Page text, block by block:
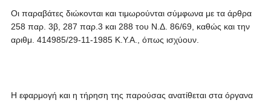
Οι παραβάτες διώκονται και τιμωρούνται σύμφωνα με τα άρθρα
258 παρ. 3β, 287 παρ.3 και 288 του Ν.Δ. 86/69, καθώς και την
αριθμ. 414985/29-11-1985 Κ.Υ.Α., όπως ισχύουν.
Η εφαρμογή και η τήρηση της παρούσας ανατίθεται στα όργανα